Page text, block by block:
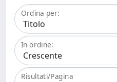
Ordina per:
In ordine:
Risultati/Pagina